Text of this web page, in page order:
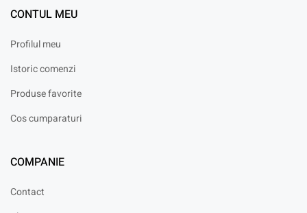
CONTUL MEU
Profilul meu
Istoric comenzi
Produse favorite
Cos cumparaturi
COMPANIE
Contact